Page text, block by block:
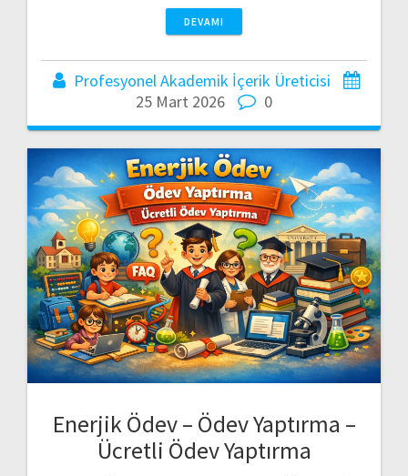
DEVAMI
Profesyonel Akademik İçerik Üreticisi
25 Mart 2026
0
Enerjik Ödev – Ödev Yaptırma –
Ücretli Ödev Yaptırma